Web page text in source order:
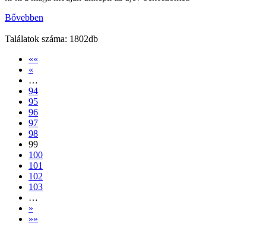
Bővebben
Találatok száma: 1802db
««
«
…
94
95
96
97
98
99
100
101
102
103
…
»
»»